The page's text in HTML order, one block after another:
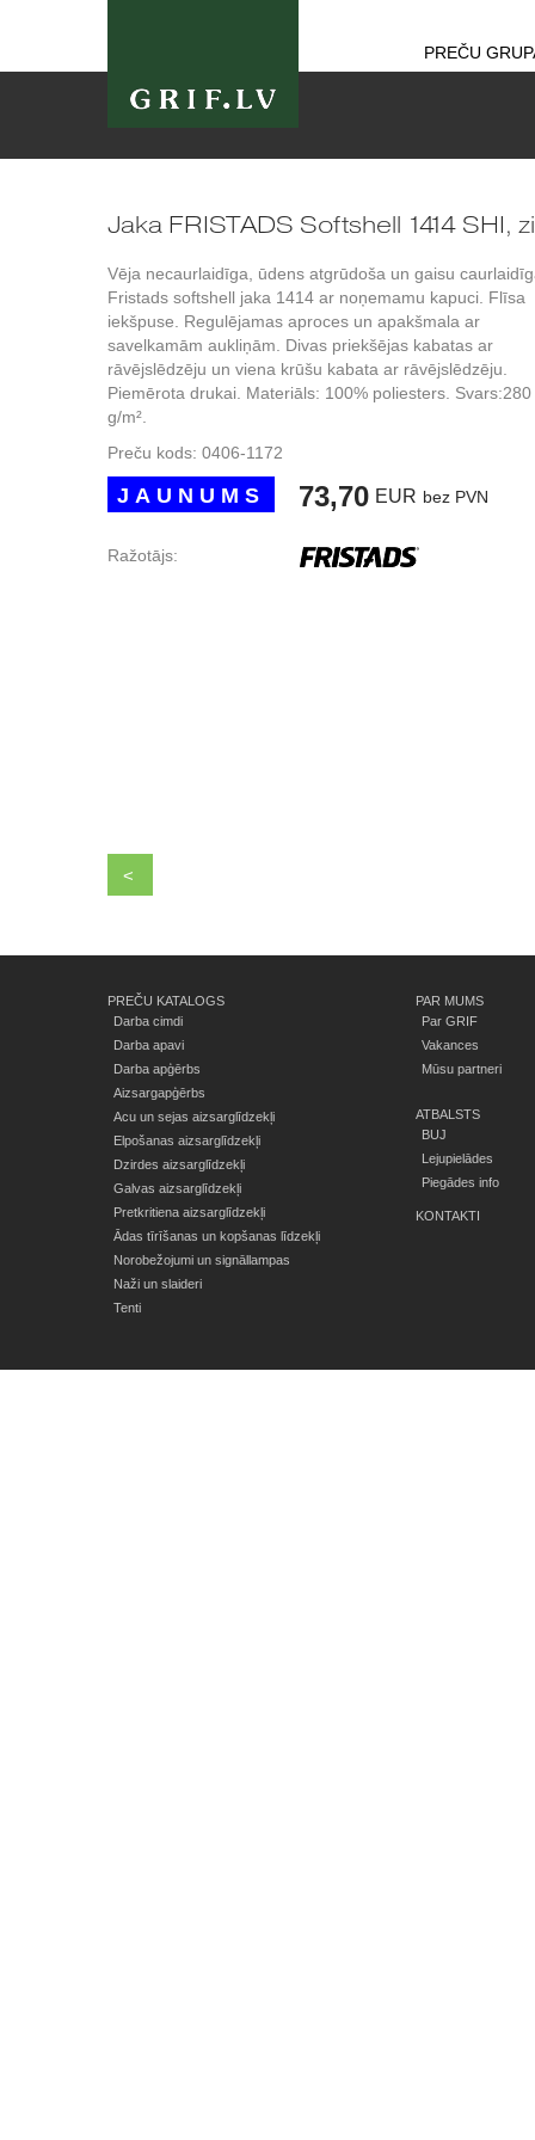
PREČU
Jaka FRISTADS Softshell 1414 SHI,
Vēja necaurlaidīga, ūdens atgrūdoša un gaisu
Fristads softshell jaka 1414 ar noņemamu kapuci. Flīsa
iekšpuse. Regulējamas aproces un apakšmala ar
savelkamām aukliņām. Divas priekšējas kabatas ar
rāvējslēdzēju un viena krūšu kabata ar rāvējslēdzēju.
Piemērota drukai. Materiāls: 100% poliesters. Svars:280
g/m².
Preču kods: 0406-1172
JAUNUMS 73,70 EUR bez PVN
Ražotājs:
<
PREČU KATALOGS
Darba cimdi
Darba apavi
Darba apģērbs
Aizsargapģērbs
Acu un sejas aizsarglīdzekļi
Elpošanas aizsarglīdzekļi
Dzirdes aizsarglīdzekļi
Galvas aizsarglīdzekļi
Pretkritiena aizsarglīdzekļi
Ādas tīrīšanas un kopšanas līdzekļi
Norobežojumi un signāllampas
Naži un slaideri
Tenti
PAR MUMS
Par GRIF
Vakances
Mūsu partneri
ATBALSTS
BUJ
Lejupielādes
Piegādes info
KONTAKTI